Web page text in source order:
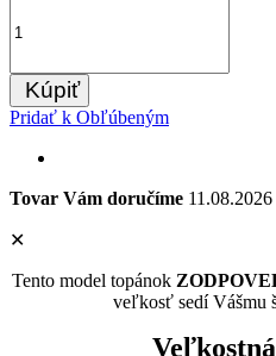
Kúpiť
Pridať k Obľúbeným
Tovar Vám doručíme 11.08.2026
✕
Tento model topánok
veľkosť sedí Vášmu